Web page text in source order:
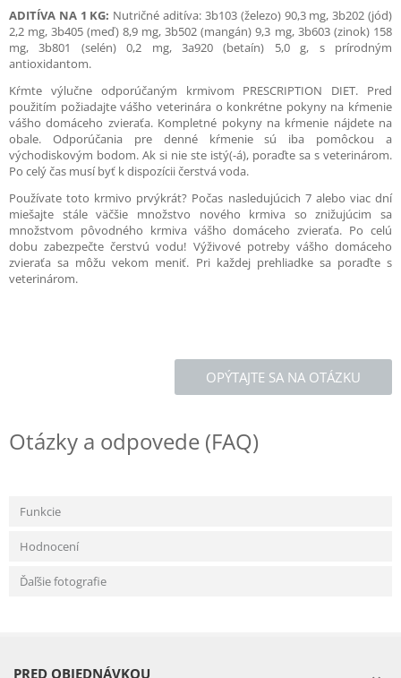
ADITÍVA NA 1 KG: Nutričné aditíva: 3b103 (železo) 90,3 mg, 3b202 (jód)
2,2 mg, 3b405 (meď) 8,9 mg, 3b502 (mangán) 9,3 mg, 3b603 (zinok) 158
mg, 3b801 (selén) 0,2 mg, 3a920 (betaín) 5,0 g, s prírodným
antioxidantom.
Kŕmte výlučne odporúčaným krmivom PRESCRIPTION DIET. Pred
použitím požiadajte vášho veterinára o konkrétne pokyny na kŕmenie
vášho domáceho zvieraťa. Kompletné pokyny na kŕmenie nájdete na
obale. Odporúčania pre denné kŕmenie sú iba pomôckou a
východiskovým bodom. Ak si nie ste istý(-á), poraďte sa s veterinárom.
Po celý čas musí byť k dispozícii čerstvá voda.
Používate toto krmivo prvýkrát? Počas nasledujúcich 7 alebo viac dní
miešajte stále väčšie množstvo nového krmiva so znižujúcim sa
množstvom pôvodného krmiva vášho domáceho zvieraťa. Po celú
dobu zabezpečte čerstvú vodu! Výživové potreby vášho domáceho
zvieraťa sa môžu vekom meniť. Pri každej prehliadke sa poraďte s
veterinárom.
OPÝTAJTE SA NA OTÁZKU
Otázky a odpovede (FAQ)
Funkcie
Hodnocení
Ďaľšie fotografie
PRED OBJEDNÁVKOU